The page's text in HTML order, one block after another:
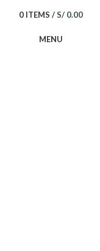
0 ITEMS / S/0.00
MENU